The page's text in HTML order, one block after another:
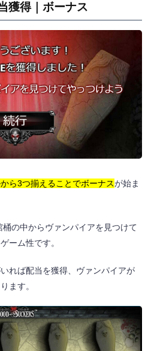
獲得｜ボーナス
ら3つ揃えることでボーナスが始ま
の中からヴァンパイアを見つけて
ーム性です。
れば配当を獲得、ヴァンパイアが
ます。